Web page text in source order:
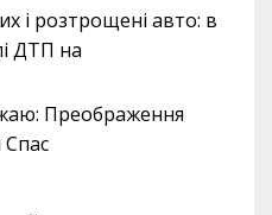
і розтрощені авто: в
ДТП на
Преображення
Спас